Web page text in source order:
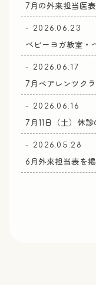
7月の外来担当医
2026.06.23
ベビーヨガ教室・
2026.06.17
7月ペアレンツク
2026.06.16
7月11日（土）休
2026.05.28
6月外来担当表を